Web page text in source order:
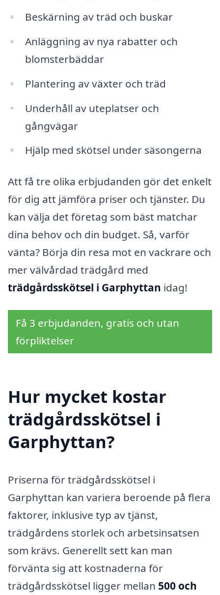
Beskärning av träd och buskar
Anläggning av nya rabatter och
blomsterbäddar
Plantering av växter och träd
Underhåll av uteplatser och
gångvägar
Hjälp med skötsel under säsongerna
Att få tre olika erbjudanden gör det enkelt
för dig att jämföra priser och tjänster. Du
kan välja det företag som bäst matchar
dina behov och din budget. Så, varför
vänta? Börja din resa mot en vackrare och
mer välvårdad trädgård med
trädgårdsskötsel i Garphyttan idag!
Få 3 erbjudanden, gratis och utan
förpliktelser
Hur mycket kostar
trädgårdsskötsel i
Garphyttan?
Priserna för trädgårdsskötsel i
Garphyttan kan variera beroende på flera
faktorer, inklusive typ av tjänst,
trädgårdens storlek och arbetsinsatsen
som krävs. Generellt sett kan man
förvänta sig att kostnaderna för
trädgårdsskötsel ligger mellan 500 och